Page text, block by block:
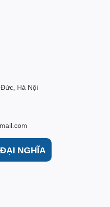
Hà Nội
NGHĨA